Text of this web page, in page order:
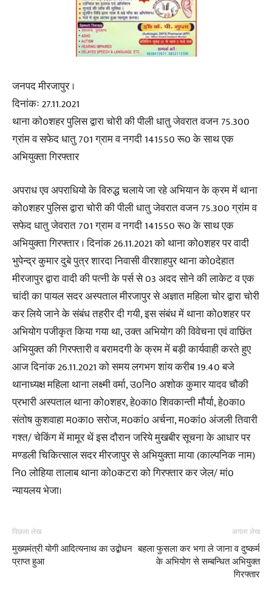
जनपद मीरजापुर ।
दिनांकः 27.11.2021
थाना को0शहर पुलिस द्वारा चोरी की पीली धातु जेवरात वजन 75.300
ग्रांम व सफेद धातु 701 ग्राम व नगदी 141550 रू0 के साथ एक
अभियुक्ता गिरफ्तार
अपराध एव अपराधियो के विरुद्ध चलाये जा रहे अभियान के क्रम में थाना
को0शहर पुलिस द्वारा चोरी की पीली धातु जेवरात वजन 75.300 ग्रांम व
सफेद धातु जेवरात 701 ग्राम व नगदी 141550 रू0 के साथ एक
अभियुक्ता गिरफ्तार । दिनांक 26.11.2021 को थाना को0शहर पर वादी
भुपेन्द्र कुमार दुबे पुत्र शारदा निवासी वीरशाहपुर थाना को0देहात
मीरजापुर द्वारा वादी की पत्नी के पर्स से 03 अदद सोने की लाकेट व एक
चांदी का पायल सदर अस्पताल मीरजापुर से अज्ञात महिला चोर द्वारा चोरी
कर लिये जाने के संबंध तहरीर दी गयी, इस संबंध में थाना को0शहर पर
अभियोग पजीकृत किया गया था, उक्त अभियोग की विवेचना एवं वाछिंत
अभियुक्त की गिरफ्तारी व बरामदगी के क्रम में बड़ी कार्यवाही करते हुए
आज दिनांक 26.11.2021 को समय लगभग शांय करीब 19.40 बजे
थानाध्यक्ष महिला थाना लक्ष्मी वर्मा, उ0नि0 अशोक कुमार यादव चौकी
प्रभारी अस्पताल थाना को0शहर, हे0का0 शिवकान्ती मौर्या, हे0का0
संतोष कुशवाहा म0का0 सरोज, म0कां0 अर्चना, म0कां0 अंजली तिवारी
गश्त/ चेकिंग में मामूर थें इस दौरान जरिये मुखबीर सूचना के आधार पर
मण्डली चिकित्साल सदर मीरजापुर से अभियुक्ता माया (काल्पनिक नाम)
नि0 लोहिया तालाब थाना को0कटरा को गिरफ्तार कर जेल/ मां0
न्यायलय भेजा।
पिछला लेख
मुख्यमंत्री योगी आदित्यनाथ का उद्बोधन
प्राप्त हुआ
अगला लेख
बहला फुसला कर भगा ले जाना व दुष्कर्म
के अभियोग से सम्बन्धित अभियुक्त
गिरफ्तार